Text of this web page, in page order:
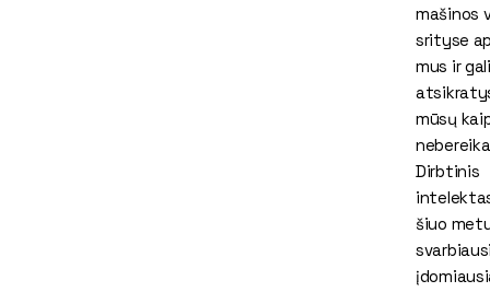
mašinos
srityse
mus ir
mūsų
Dirbtinis
šiuo